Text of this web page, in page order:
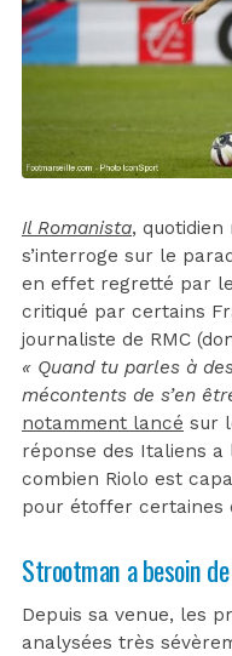
Il Romanista, quotidien
s’interroge sur le
en effet regretté par
critiqué par certains
journaliste de RMC
« Quand tu parles à
mécontents de s’en
notamment lancé sur
réponse des Italiens
combien Riolo est
pour étoffer certaines
Strootman a besoin
Depuis sa venue, les
analysées très